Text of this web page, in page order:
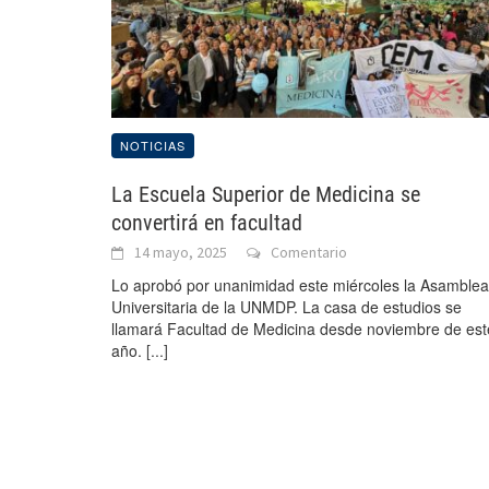
NOTICIAS
La Escuela Superior de Medicina se
convertirá en facultad
14 mayo, 2025 Comentario
Lo aprobó por unanimidad este miércoles la Asamblea
Universitaria de la UNMDP. La casa de estudios se
llamará Facultad de Medicina desde noviembre de
año. [...]